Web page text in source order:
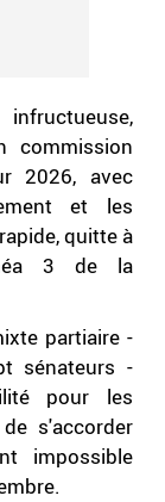
commission
2026, avec
et les
quitte à
3 de la
partiaire -
sénateurs -
pour les
s'accorder
impossible